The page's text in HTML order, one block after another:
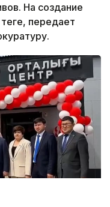
На создание
передает